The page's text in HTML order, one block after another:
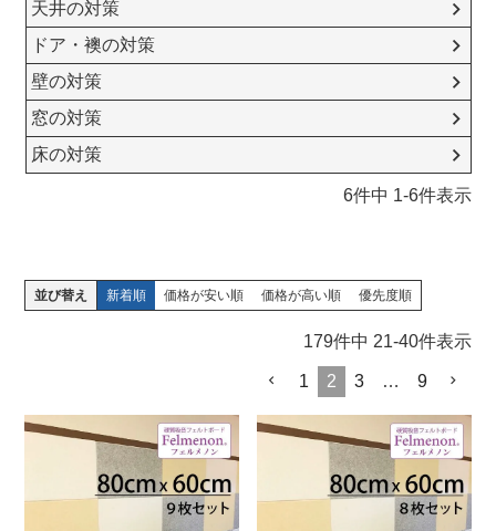
天井の対策
ドア・襖の対策
壁の対策
窓の対策
床の対策
6件中 1-6件表示
並び替え 新着順 価格が安い順 価格が高い順 優先度順
179件中 21-40件表示
1 2 3 … 9